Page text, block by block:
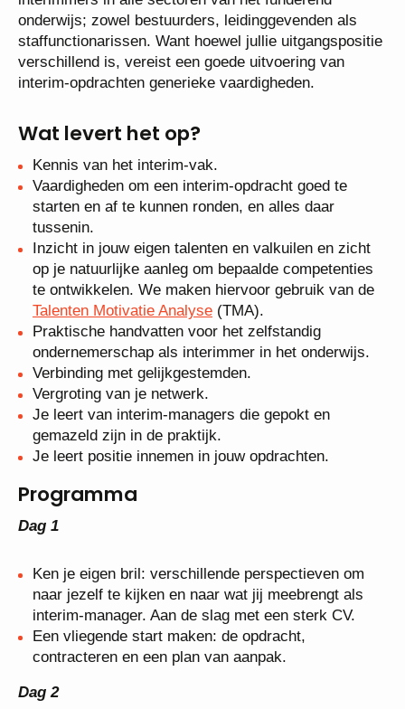
onderwijs; zowel bestuurders, leidinggevenden als
staffunctionarissen. Want hoewel jullie uitgangspositie
verschillend is, vereist een goede uitvoering van
interim-opdrachten generieke vaardigheden.
Wat levert het op?
Kennis van het interim-vak.
Vaardigheden om een interim-opdracht goed te
starten en af te kunnen ronden, en alles daar
tussenin.
Inzicht in jouw eigen talenten en valkuilen en zicht
op je natuurlijke aanleg om bepaalde competenties
te ontwikkelen. We maken hiervoor gebruik van de
Talenten Motivatie Analyse (TMA).
Praktische handvatten voor het zelfstandig
ondernemerschap als interimmer in het onderwijs.
Verbinding met gelijkgestemden.
Vergroting van je netwerk.
Je leert van interim-managers die gepokt en
gemazeld zijn in de praktijk.
Je leert positie innemen in jouw opdrachten.
Programma
Dag 1
Ken je eigen bril: verschillende perspectieven om
naar jezelf te kijken en naar wat jij meebrengt als
interim-manager. Aan de slag met een sterk CV.
Een vliegende start maken: de opdracht,
contracteren en een plan van aanpak.
Dag 2